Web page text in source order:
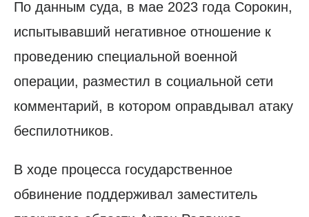
По данным суда, в мае 2023 года Сорокин,
испытывавший негативное отношение к
проведению специальной военной
операции, разместил в социальной сети
комментарий, в котором оправдывал атаку
беспилотников.
В ходе процесса государственное
обвинение поддерживал заместитель